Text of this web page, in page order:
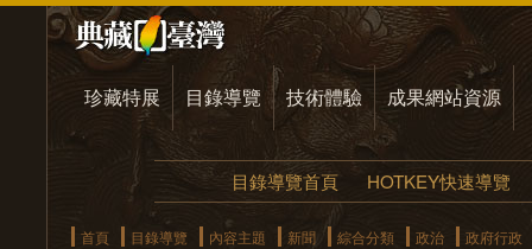
珍藏特展 目錄導覽 技術體驗 成果網站資源
目錄導覽首頁 HOTKEY快速導覽
首頁 目錄導覽 內容主題 新聞 綜合分類 政治
政府行政